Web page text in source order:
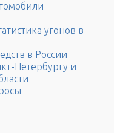
угонов в
в России
Петербургу и